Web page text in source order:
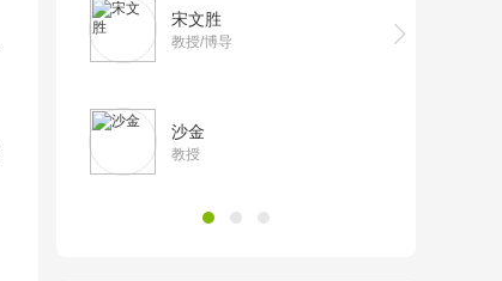
宋文胜
教授/博导
沙金
教授